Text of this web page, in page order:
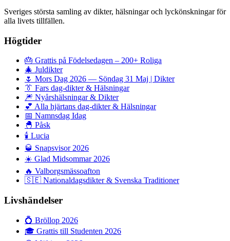
Sveriges största samling av dikter, hälsningar och lyckönskningar för
alla livets tillfällen.
Högtider
🎂 Grattis på Födelsedagen – 200+ Roliga
🎄 Juldikter
🌷 Mors Dag 2026 — Söndag 31 Maj | Dikter
👔 Fars dag-dikter & Hälsningar
🎆 Nyårshälsningar & Dikter
💕 Alla hjärtans dag-dikter & Hälsningar
📅 Namnsdag Idag
🐣 Påsk
🕯️ Lucia
🥃 Snapsvisor 2026
☀️ Glad Midsommar 2026
🔥 Valborgsmässoafton
🇸🇪 Nationaldagsdikter & Svenska Traditioner
Livshändelser
💍 Bröllop 2026
🎓 Grattis till Studenten 2026